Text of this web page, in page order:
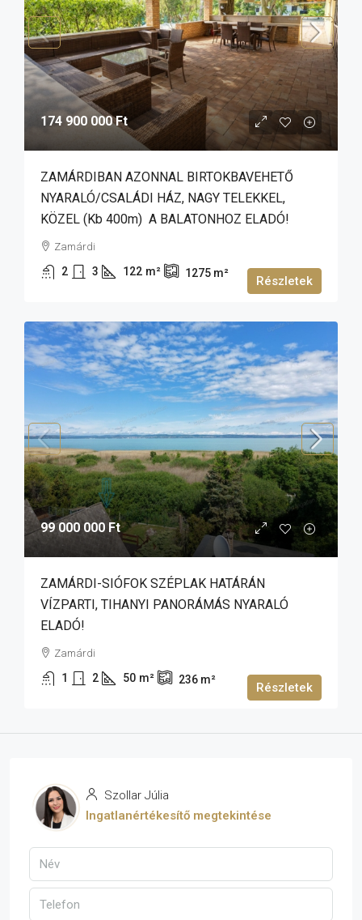
174 900 000 Ft
ZAMÁRDIBAN AZONNAL BIRTOKBAVEHETŐ
NYARALÓ/CSALÁDI HÁZ, NAGY TELEKKEL,
KÖZEL (kb 400m) A BALATONHOZ ELADÓ!
Zamárdi
2 3 122 m² 1275 m²
Részletek
99 000 000 Ft
ZAMÁRDI-SIÓFOK SZÉPLAK HATÁRÁN
VÍZPARTI, TIHANYI PANORÁMÁS NYARALÓ
ELADÓ!
Zamárdi
1 2 50 m² 236 m²
Részletek
Szollar Júlia
Ingatlanértékesítő megtekintése